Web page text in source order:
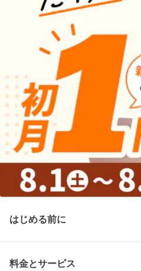
はじめる前に
料金とサービス